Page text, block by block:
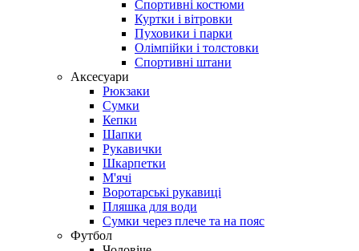
Спортивні костюми
Куртки і вітровки
Пуховики і парки
Олімпійки і толстовки
Спортивні штани
Аксесуари
Рюкзаки
Сумки
Кепки
Шапки
Рукавички
Шкарпетки
М'ячі
Воротарські рукавиці
Пляшка для води
Сумки через плече та на пояс
Футбол